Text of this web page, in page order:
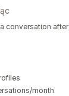
conversation after
month